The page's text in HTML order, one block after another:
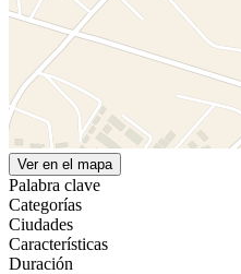
Ver en el mapa
Palabra clave
Categorías
Ciudades
Características
Duración